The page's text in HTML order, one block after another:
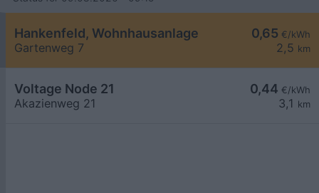
0,65 €/kWh
2,5 km
Hankenfeld, Wohnhausanlage
Gartenweg 7
0,44 €/kWh
3,1 km
Voltage Node 21
Akazienweg 21